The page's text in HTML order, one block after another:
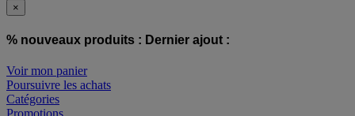
×
% nouveaux produits : Dernier ajout :
Voir mon panier
Poursuivre les achats
Catégories
Promotions